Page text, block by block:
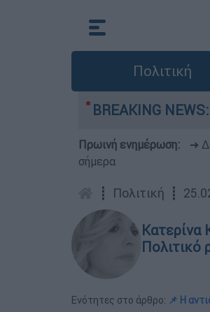
Πολιτική
BREAKING NEWS:
- Νοσηλευόταν στη ΜΕΘ
Πρωινή ενημέρωση: ➔
σήμερα
┋ Πολιτική ┋
Κατερίνα
Πολιτικό
Ενότητες στο άρθρο: 📌 Η